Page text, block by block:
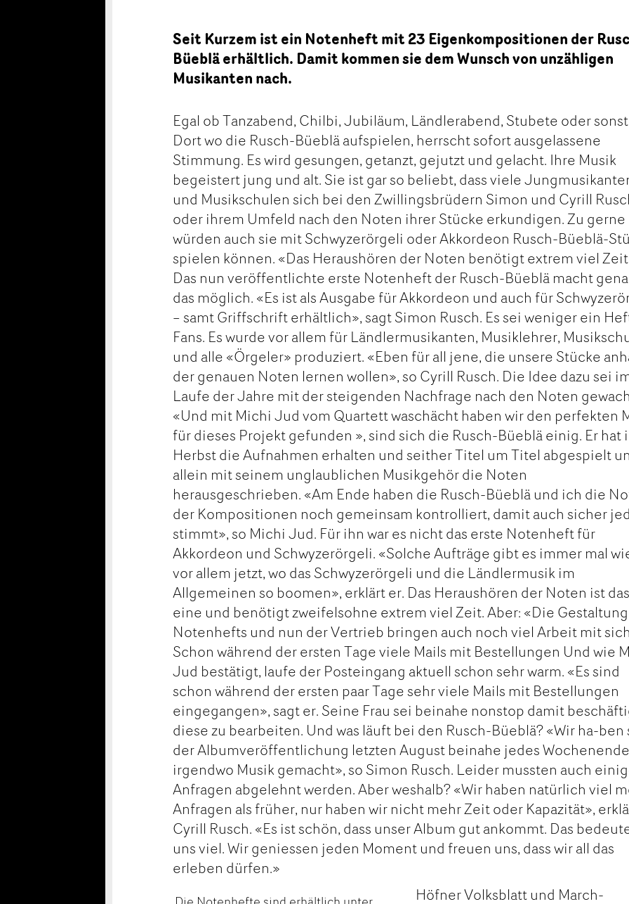
Seit Kurzem ist ein Notenheft mit 23 Eigenkompositionen der
Büeblä erhältlich. Damit kommen sie dem Wunsch von unzähligen
Musikanten nach.
Egal ob Tanzabend, Chilbi, Jubiläum, Ländlerabend, Stubete oder
Dort wo die Rusch-Büeblä aufspielen, herrscht sofort ausgelassene
Stimmung. Es wird gesungen, getanzt, gejutzt und gelacht. Ihre Musik
begeistert jung und alt. Sie ist gar so beliebt, dass viele
und Musikschulen sich bei den Zwillingsbrüdern Simon und Cyrill
oder ihrem Umfeld nach den Noten ihrer Stücke erkundigen. Zu gerne
würden auch sie mit Schwyzerörgeli oder Akkordeon Rusch-Büeblä-
spielen können. «Das Heraushören der Noten benötigt extrem viel
Das nun veröffentlichte erste Notenheft der Rusch-Büeblä macht
das möglich. «Es ist als Ausgabe für Akkordeon und auch für
– samt Griffschrift erhältlich», sagt Simon Rusch. Es sei weniger ein
Fans. Es wurde vor allem für Ländlermusikanten, Musiklehrer,
und alle «Örgeler» produziert. «Eben für all jene, die unsere Stücke
der genauen Noten lernen wollen», so Cyrill Rusch. Die Idee dazu sei
Laufe der Jahre mit der steigenden Nachfrage nach den Noten
«Und mit Michi Jud vom Quartett waschächt haben wir den perfekten
für dieses Projekt gefunden », sind sich die Rusch-Büeblä einig. Er hat
Herbst die Aufnahmen erhalten und seither Titel um Titel abgespielt
allein mit seinem unglaublichen Musikgehör die Noten
herausgeschrieben. «Am Ende haben die Rusch-Büeblä und ich die
der Kompositionen noch gemeinsam kontrolliert, damit auch sicher
stimmt», so Michi Jud. Für ihn war es nicht das erste Notenheft für
Akkordeon und Schwyzerörgeli. «Solche Aufträge gibt es immer mal
vor allem jetzt, wo das Schwyzerörgeli und die Ländlermusik im
Allgemeinen so boomen», erklärt er. Das Heraushören der Noten ist das
eine und benötigt zweifelsohne extrem viel Zeit. Aber: «Die
Notenhefts und nun der Vertrieb bringen auch noch viel Arbeit mit
Schon während der ersten Tage viele Mails mit Bestellungen Und wie
Jud bestätigt, laufe der Posteingang aktuell schon sehr warm. «Es sind
schon während der ersten paar Tage sehr viele Mails mit Bestellungen
eingegangen», sagt er. Seine Frau sei beinahe nonstop damit
diese zu bearbeiten. Und was läuft bei den Rusch-Büeblä? «Wir ha-ben
der Albumveröffentlichung letzten August beinahe jedes Wochenende
irgendwo Musik gemacht», so Simon Rusch. Leider mussten auch
Anfragen abgelehnt werden. Aber weshalb? «Wir haben natürlich viel
Anfragen als früher, nur haben wir nicht mehr Zeit oder Kapazität»,
Cyrill Rusch. «Es ist schön, dass unser Album gut ankommt. Das
uns viel. Wir geniessen jeden Moment und freuen uns, dass wir all das
erleben dürfen.»
Höfner Volksblatt und March-